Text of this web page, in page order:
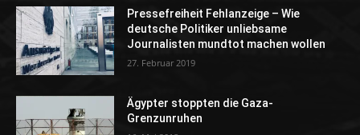
Pressefreiheit Fehlanzeige – Wie
deutsche Politiker unliebsame
Journalisten mundtot machen wollen
27. Februar 2019
Ägypter stoppten die Gaza-
Grenzunruhen